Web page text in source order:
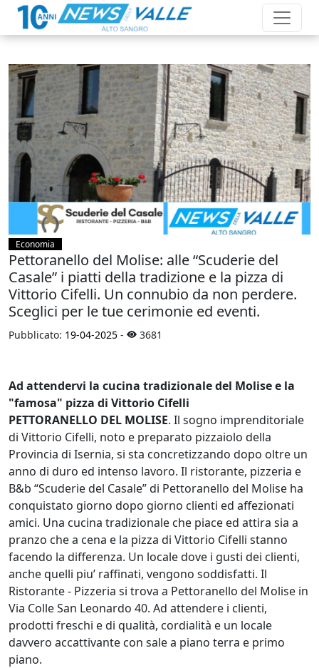
Economia
Pettoranello del Molise: alle “Scuderie del
Casale” i piatti della tradizione e la pizza di
Vittorio Cifelli. Un connubio da non perdere.
Sceglici per le tue cerimonie ed eventi.
Pubblicato: 19-04-2025 - 3681
Ad attendervi la cucina tradizionale del Molise e la
"famosa" pizza di Vittorio Cifelli
PETTORANELLO DEL MOLISE. Il sogno imprenditoriale
di Vittorio Cifelli, noto e preparato pizzaiolo della
Provincia di Isernia, si sta concretizzando dopo oltre un
anno di duro ed intenso lavoro. Il ristorante, pizzeria e
B&b “Scuderie del Casale” di Pettoranello del Molise ha
conquistato giorno dopo giorno clienti ed affezionati
amici. Una cucina tradizionale che piace ed attira sia a
pranzo che a cena e la pizza di Vittorio Cifelli stanno
facendo la differenza. Un locale dove i gusti dei clienti,
anche quelli piu’ raffinati, vengono soddisfatti. Il
Ristorante - Pizzeria si trova a Pettoranello del Molise in
Via Colle San Leonardo 40. Ad attendere i clienti,
prodotti freschi e di qualità, cordialità e un locale
davvero accattivante con sale a piano terra e primo
piano.